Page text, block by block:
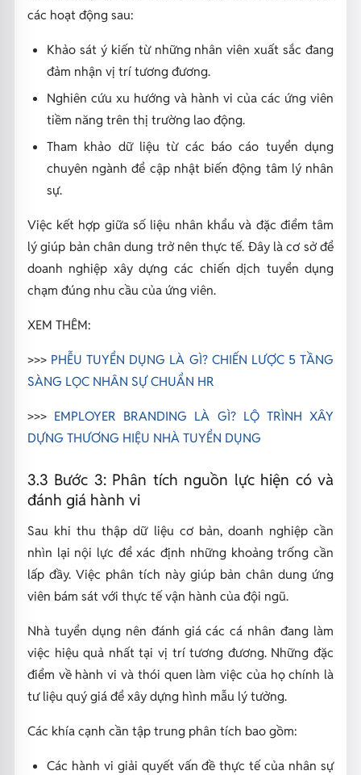
các hoạt động sau:
Khảo sát ý kiến từ những nhân viên xuất sắc đang
đảm nhận vị trí tương đương.
Nghiên cứu xu hướng và hành vi của các ứng viên
tiềm năng trên thị trường lao động.
Tham khảo dữ liệu từ các báo cáo tuyển dụng
chuyên ngành để cập nhật biến động tâm lý nhân
sự.
Việc kết hợp giữa số liệu nhân khẩu và đặc điểm tâm
lý giúp bản chân dung trở nên thực tế. Đây là cơ sở để
doanh nghiệp xây dựng các chiến dịch tuyển dụng
chạm đúng nhu cầu của ứng viên.
XEM THÊM:
>>> PHỄU TUYỂN DỤNG LÀ GÌ? CHIẾN LƯỢC 5 TẦNG
SÀNG LỌC NHÂN SỰ CHUẨN HR
>>>EMPLOYER BRANDING LÀ GÌ? LỘ TRÌNH XÂY
DỰNG THƯƠNG HIỆU NHÀ TUYỂN DỤNG
3.3 Bước 3: Phân tích nguồn lực hiện có và
đánh giá hành vi
Sau khi thu thập dữ liệu cơ bản, doanh nghiệp cần
nhìn lại nội lực để xác định những khoảng trống cần
lấp đầy. Việc phân tích này giúp bản chân dung ứng
viên bám sát với thực tế vận hành của đội ngũ.
Nhà tuyển dụng nên đánh giá các cá nhân đang làm
việc hiệu quả nhất tại vị trí tương đương. Những đặc
điểm về hành vi và thói quen làm việc của họ chính là
tư liệu quý giá để xây dựng hình mẫu lý tưởng.
Các khía cạnh cần tập trung phân tích bao gồm:
Các hành vi giải quyết vấn đề thực tế của nhân sự